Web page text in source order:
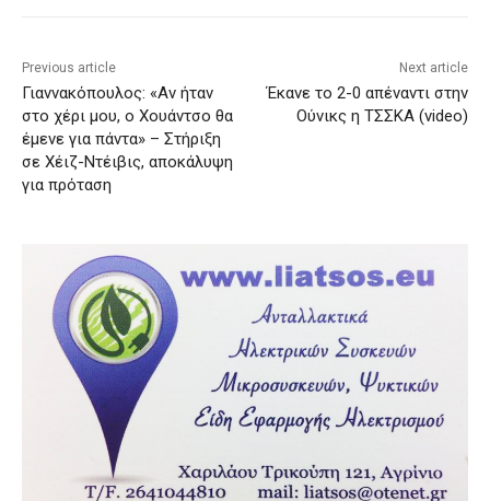
Previous article
Γιαννακόπουλος: «Αν ήταν
στο χέρι μου, ο Χουάντσο θα
έμενε για πάντα» – Στήριξη
σε Χέιζ-Ντέιβις, αποκάλυψη
για πρόταση
Next article
Έκανε το 2-0 απέναντι στην
Ούνικς η ΤΣΣΚΑ (video)